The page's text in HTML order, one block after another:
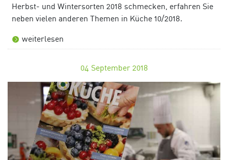
Herbst- und Wintersorten 2018 schmecken, erfahren Sie
neben vielen anderen Themen in Küche 10/2018.
weiterlesen
04 September 2018